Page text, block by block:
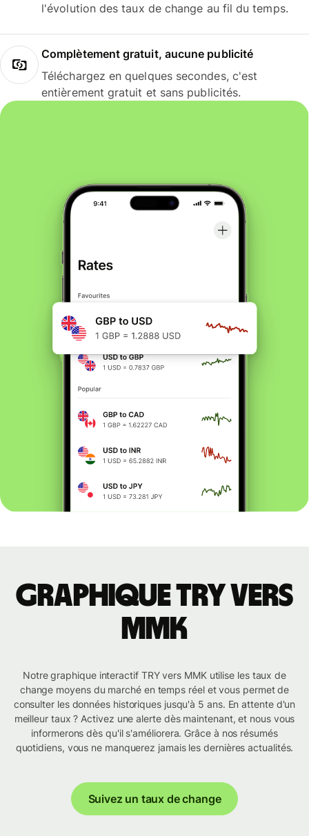
l'évolution des taux de change au fil du temps.
Complètement gratuit, aucune publicité
Téléchargez en quelques secondes, c'est
entièrement gratuit et sans publicités.
Graphique TRY vers
MMK
Notre graphique interactif TRY vers MMK utilise les taux de
change moyens du marché en temps réel et vous permet de
consulter les données historiques jusqu'à 5 ans. En attente d'un
meilleur taux ? Activez une alerte dès maintenant, et nous vous
informerons dès qu'il s'améliorera. Grâce à nos résumés
quotidiens, vous ne manquerez jamais les dernières actualités.
Suivez un taux de change